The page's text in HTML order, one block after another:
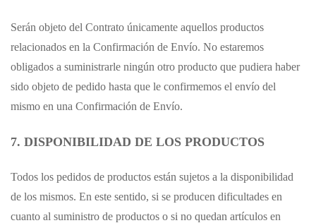
Serán objeto del Contrato únicamente aquellos productos
relacionados en la Confirmación de Envío. No estaremos
obligados a suministrarle ningún otro producto que pudiera haber
sido objeto de pedido hasta que le confirmemos el envío del
mismo en una Confirmación de Envío.
7. DISPONIBILIDAD DE LOS PRODUCTOS
Todos los pedidos de productos están sujetos a la disponibilidad
de los mismos. En este sentido, si se producen dificultades en
cuanto al suministro de productos o si no quedan artículos en